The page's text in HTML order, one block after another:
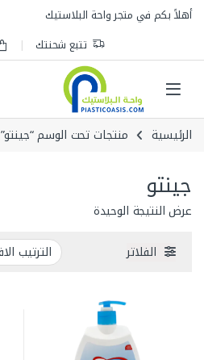
Skip to navigation
Skip to content
أهلاً بكم في متجر واحة البلاستيك
تتبع شحنتك
الرئيسية منتجات تحت الوسم “جينتو”
جينتو
عرض النتيجة الوحيدة
الفلاتر